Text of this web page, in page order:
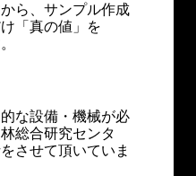
ら、サンプル作成
「真の値」を
な設備・機械が必
総合研究センタ
させて頂いていま